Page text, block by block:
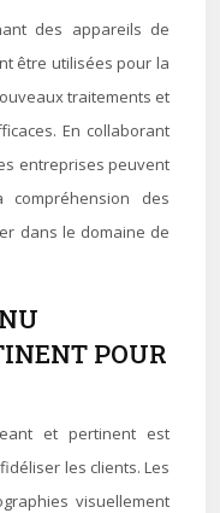
des appareils de
être utilisées pour la
traitements et
En collaborant
entreprises peuvent
des
dans le domaine de
POUR
et pertinent est
les clients. Les
visuellement